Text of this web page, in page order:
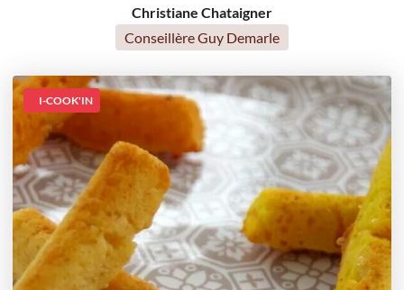
Christiane Chataigner
Conseillère Guy Demarle
I-COOK'IN